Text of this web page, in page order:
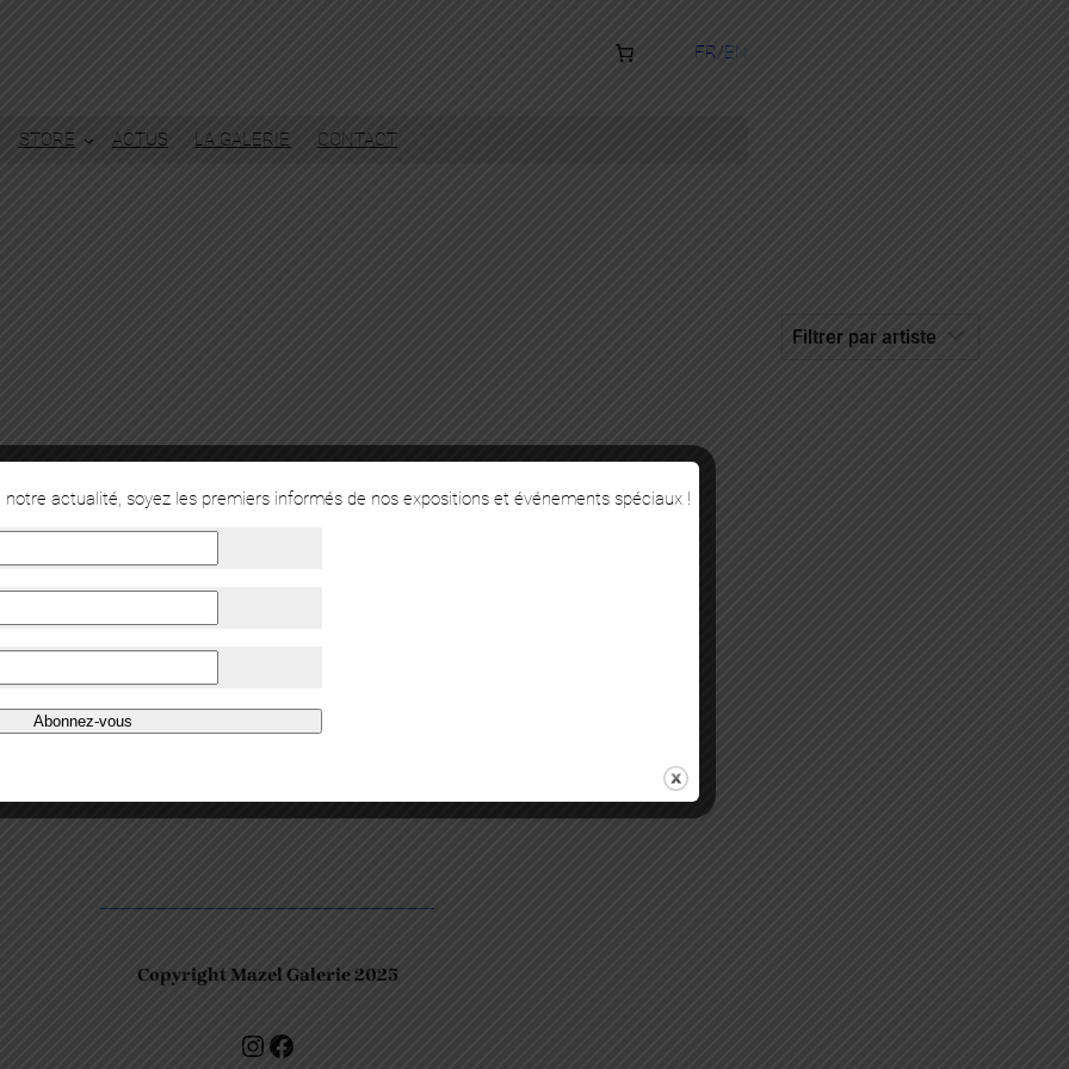
FR EN
STORE ACTUS LA GALERIE CONTACT
Copyright Mazel Galerie 2025
Check our photos on Instagram ! Facebook
actualité, soyez les premiers informés de nos expositions et événements spéciaux !
Abonnez-vous